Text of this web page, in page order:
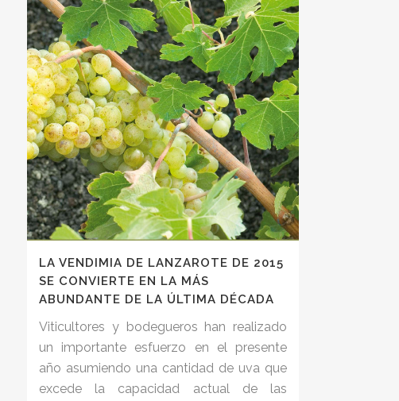
LA VENDIMIA DE LANZAROTE DE 2015
SE CONVIERTE EN LA MÁS
ABUNDANTE DE LA ÚLTIMA DÉCADA
Viticultores y bodegueros han realizado
un importante esfuerzo en el presente
año asumiendo una cantidad de uva que
excede la capacidad actual de las